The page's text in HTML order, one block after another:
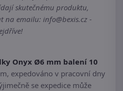
skutečnému produktu,
na emailu: info@bexis.cz -
Onyx Ø6 mm balení 10
expedováno v pracovní dny
se expedice může